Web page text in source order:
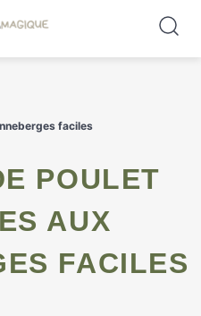
faciles
AUX
FACILES